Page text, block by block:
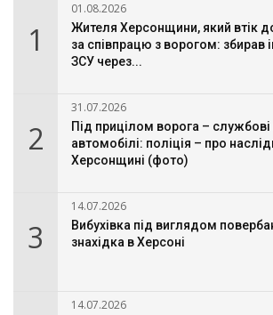
1
01.08.2026
Жителя Херсонщини, який втік
за співпрацю з ворогом: збирав
ЗСУ через...
2
31.07.2026
Під прицілом ворога – службові
автомобілі: поліція – про
Херсонщині (фото)
3
14.07.2026
Вибухівка під виглядом
знахідка в Херсоні
14.07.2026